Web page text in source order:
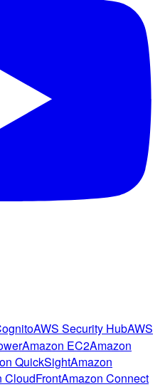
AWS Security HubAWS
Amazon EC2Amazon
QuickSightAmazon
CloudFrontAmazon Connect